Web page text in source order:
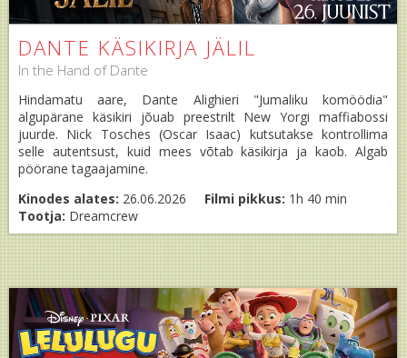
DANTE KÄSIKIRJA JÄLIL
In the Hand of Dante
Hindamatu aare, Dante Alighieri "Jumaliku komöödia"
algupärane käsikiri jõuab preestrilt New Yorgi maffiabossi
juurde. Nick Tosches (Oscar Isaac) kutsutakse kontrollima
selle autentsust, kuid mees võtab käsikirja ja kaob. Algab
pöörane tagaajamine.
Kinodes alates: 26.06.2026 Filmi pikkus: 1h 40 min
Tootja: Dreamcrew